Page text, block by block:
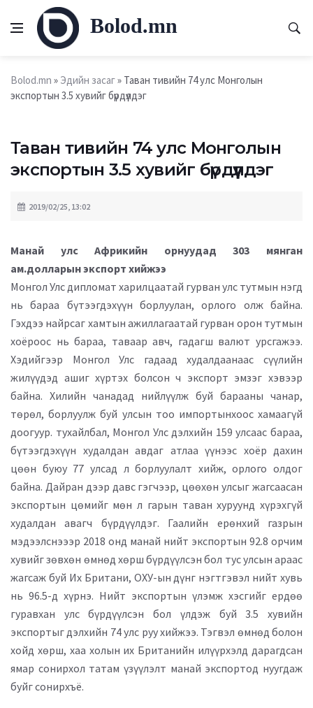
Bolod.mn
Bolod.mn » Эдийн засаг» Таван тивийн 74 улс Монголын
экспортын 3.5 хувийг бүрдүүлдэг
Таван тивийн 74 улс Монголын
экспортын 3.5 хувийг бүрдүүлдэг
2019/02/25, 13:02
Манай улс Африкийн орнуудад 303 мянган
ам.долларын экспорт хийжээ
Монгол Улс дипломат харилцаатай гурван улс тутмын нэгд
нь бараа бүтээгдэхүүн борлуулан, орлого олж байна.
Гэхдээ найрсаг хамтын ажиллагаатай гурван орон тутмын
хоёроос нь бараа, таваар авч, гадагш валют урсгажээ.
Хэдийгээр Монгол Улс гадаад худалдаанаас сүүлийн
жилүүдэд ашиг хүртэх болсон ч экспорт эмзэг хэвээр
байна. Хилийн чанадад нийлүүлж буй барааны чанар,
төрөл, борлуулж буй улсын тоо импортынхоос хамаагүй
доогуур. тухайлбал, Монгол Улс дэлхийн 159 улсаас бараа,
бүтээгдэхүүн худалдан авдаг атлаа үүнээс хоёр дахин
цөөн буюу 77 улсад л борлуулалт хийж, орлого олдог
байна. Дайран дээр давс гэгчээр, цөөхөн улсыг жагсаасан
экспортын цөмийг мөн л гарын таван хуруунд хүрэхгүй
худалдан авагч бүрдүүлдэг. Гаалийн ерөнхий газрын
мэдээлснэээр 2018 онд манай нийт экспортын 92.8 орчим
хувийг зөвхөн өмнөд хөрш бүрдүүлсэн бол тус улсын араас
жагсаж буй Их Британи, ОХУ-ын дүнг нэгтгэвэл нийт хувь
нь 96.5-д хүрнэ. Нийт экспортын үлэмж хэсгийг ердөө
гуравхан улс бүрдүүлсэн бол үлдэж буй 3.5 хувийн
экспортыг дэлхийн 74 улс руу хийжээ. Тэгвэл өмнөд болон
хойд хөрш, хаа холын их Британийн илүүрхэлд дарагдсан
ямар сонирхол татам үзүүлэлт манай экспортод нуугдаж
буйг сонирхъё.